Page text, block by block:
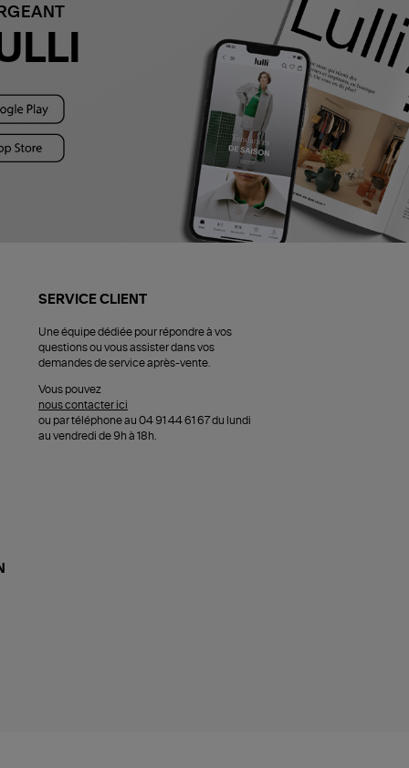
SERVICE CLIENT
Une équipe dédiée pour répondre à vos
questions ou vous assister dans vos
demandes de service après-vente.
Vous pouvez
nous contacter ici
ou par téléphone au 04 91 44 61 67 du lundi
au vendredi de 9h à 18h.